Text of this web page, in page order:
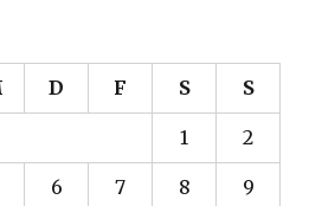
D F S S
1 2
6 7 8 9